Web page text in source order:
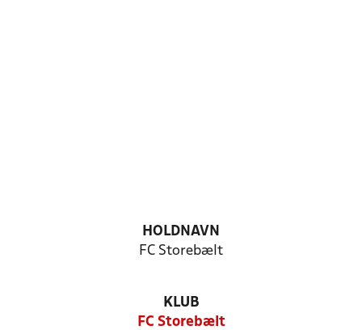
HOLDNAVN
FC Storebælt
KLUB
FC Storebælt